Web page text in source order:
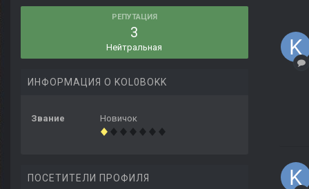
РЕПУТАЦИЯ
3
Нейтральная
ИНФОРМАЦИЯ О KOL0BOKK
Звание Новичок
ПОСЕТИТЕЛИ ПРОФИЛЯ